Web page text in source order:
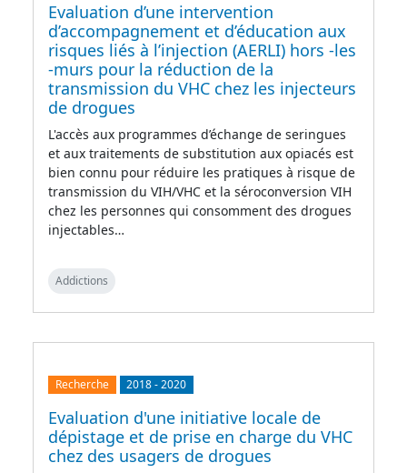
Evaluation d’une intervention
d’accompagnement et d’éducation aux
risques liés à l’injection (AERLI) hors -les
-murs pour la réduction de la
transmission du VHC chez les injecteurs
de drogues
L'accès aux programmes d’échange de seringues
et aux traitements de substitution aux opiacés est
bien connu pour réduire les pratiques à risque de
transmission du VIH/VHC et la séroconversion VIH
chez les personnes qui consomment des drogues
injectables…
Addictions
Recherche 2018-2020
Evaluation d'une initiative locale de
dépistage et de prise en charge du VHC
chez des usagers de drogues